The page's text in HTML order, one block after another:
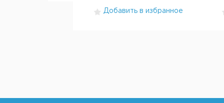
Добавить в избранное